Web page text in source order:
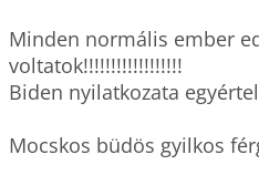
Minden normális ember
voltatok!!!!!!!!!!!!!!!!!!
Biden nyilatkozata
Mocskos büdös gyilkos